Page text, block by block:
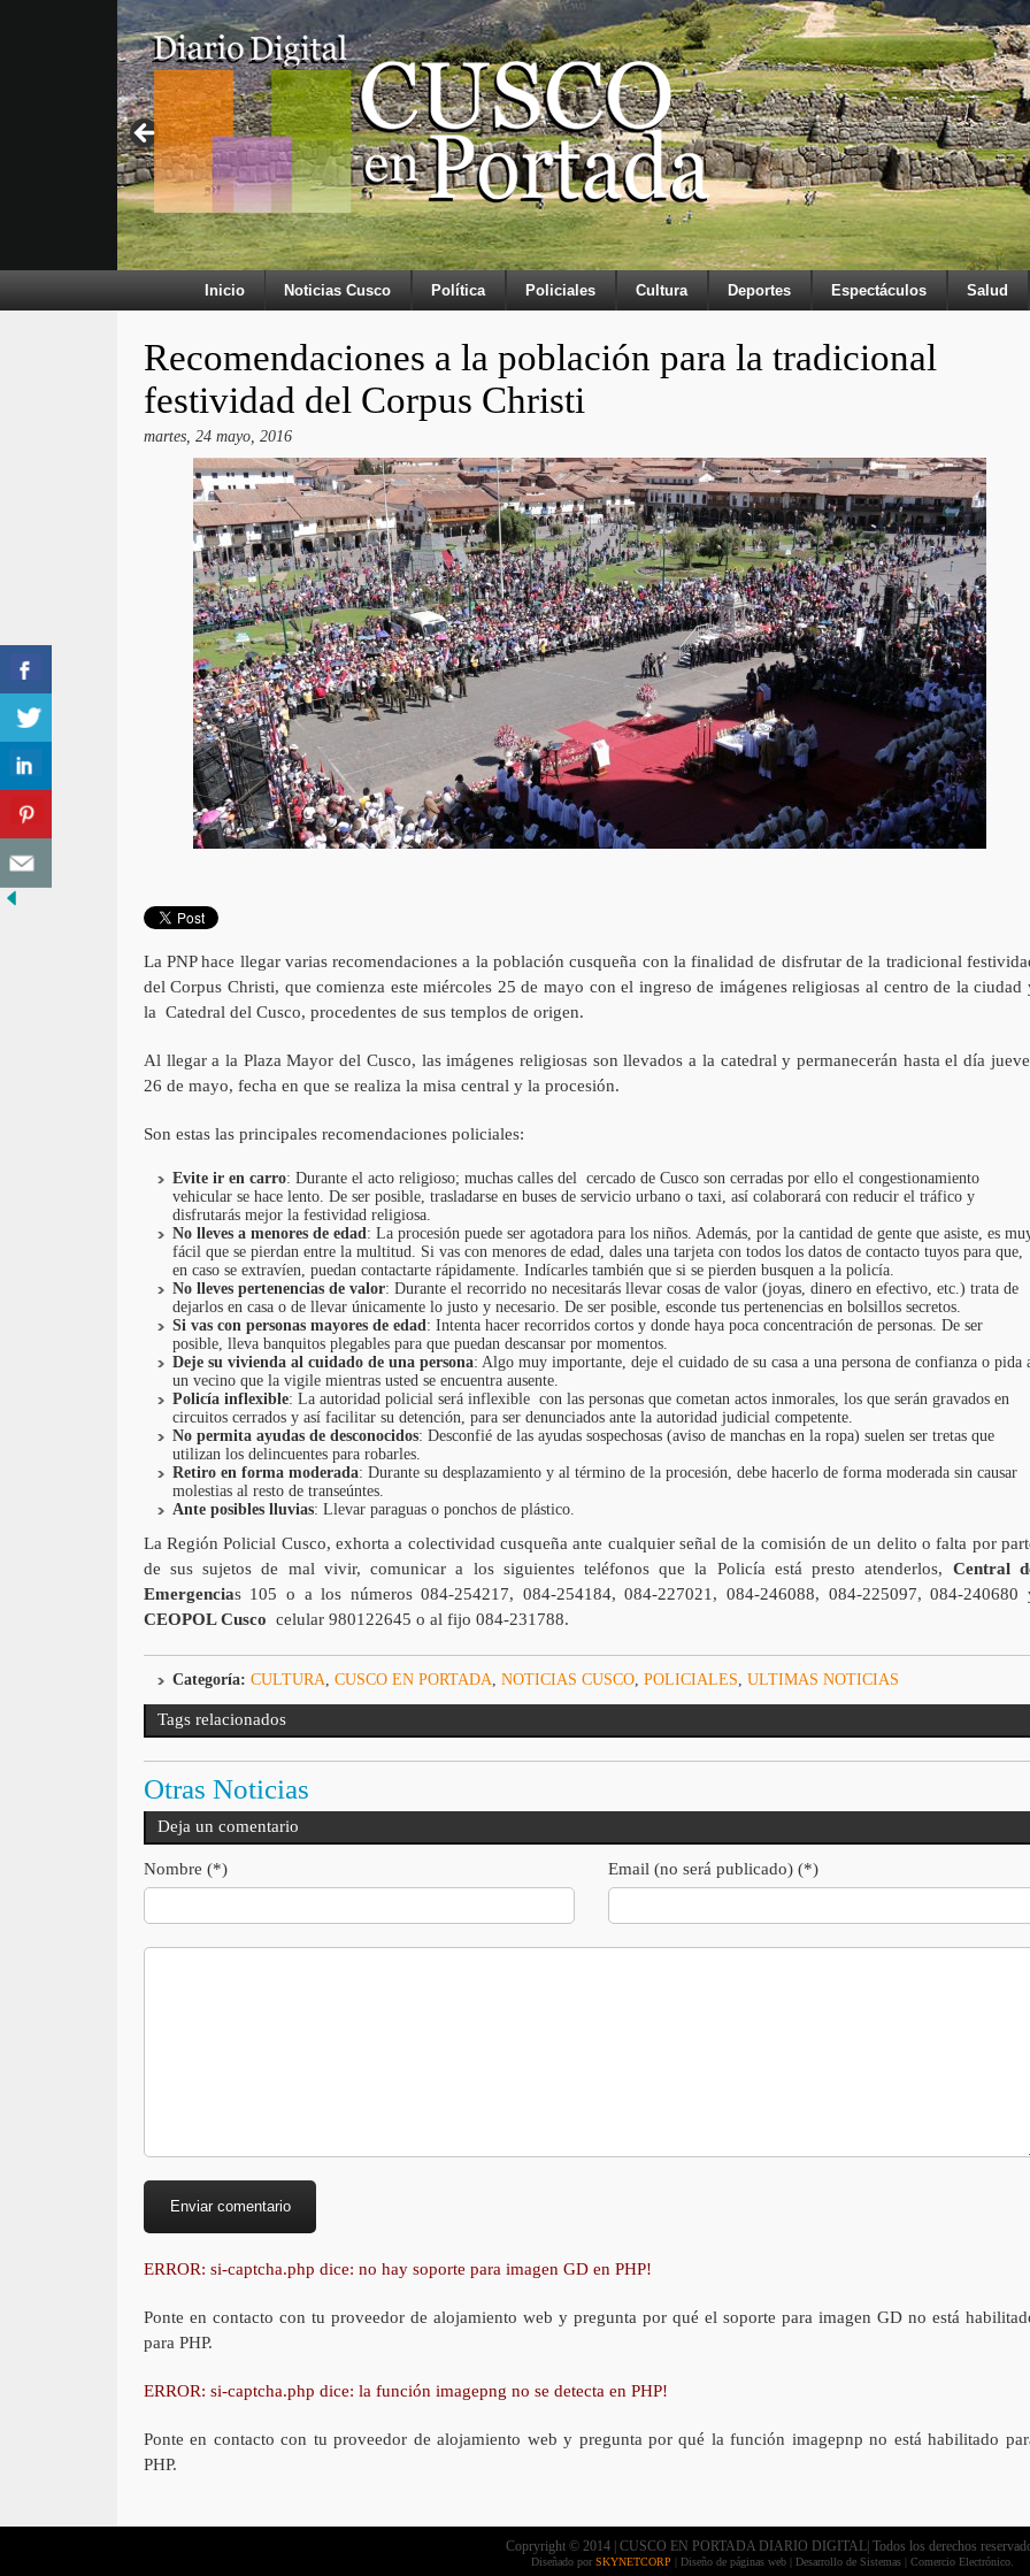
Inicio Noticias Cusco Política Policiales Cultura Deportes Espectáculos Salud
Recomendaciones a la población para la tradicional
festividad del Corpus Christi
martes, 24 mayo, 2016
La PNP hace llegar varias recomendaciones a la población cusqueña con la finalidad de disfrutar de la tradicional
del Corpus Christi, que comienza este miércoles 25 de mayo con el ingreso de imágenes religiosas al centro de la ciudad
la Catedral del Cusco, procedentes de sus templos de origen.
Al llegar a la Plaza Mayor del Cusco, las imágenes religiosas son llevados a la catedral y permanecerán hasta el día
26 de mayo, fecha en que se realiza la misa central y la procesión.
Son estas las principales recomendaciones policiales:
Evite ir en carro: Durante el acto religioso; muchas calles del cercado de Cusco son cerradas por ello el congestionamiento
vehicular se hace lento. De ser posible, trasladarse en buses de servicio urbano o taxi, así colaborará con reducir el tráfico y
disfrutarás mejor la festividad religiosa.
No lleves a menores de edad : La procesión puede ser agotadora para los niños. Además, por la cantidad de gente que asiste, es
fácil que se pierdan entre la multitud. Si vas con menores de edad, dales una tarjeta con todos los datos de contacto tuyos para que,
en caso se extravíen, puedan contactarte rápidamente. Indícarles también que si se pierden busquen a la policía.
No lleves pertenencias de valor: Durante el recorrido no necesitarás llevar cosas de valor (joyas, dinero en efectivo, etc.) trata de
dejarlos en casa o de llevar únicamente lo justo y necesario. De ser posible, esconde tus pertenencias en bolsillos secretos.
Si vas con personas mayores de edad : Intenta hacer recorridos cortos y donde haya poca concentración de personas. De ser
posible, lleva banquitos plegables para que puedan descansar por momentos.
Deje su vivienda al cuidado de una persona: Algo muy importante, deje el cuidado de su casa a una persona de confianza o pida
un vecino que la vigile mientras usted se encuentra ausente.
Policía inflexible: La autoridad policial será inflexible con las personas que cometan actos inmorales, los que serán gravados en
circuitos cerrados y así facilitar su detención, para ser denunciados ante la autoridad judicial competente.
No permita ayudas de desconocidos: Desconfié de las ayudas sospechosas (aviso de manchas en la ropa) suelen ser tretas que
utilizan los delincuentes para robarles.
Retiro en forma moderada: Durante su desplazamiento y al término de la procesión, debe hacerlo de forma moderada sin causar
molestias al resto de transeúntes.
Ante posibles lluvias: Llevar paraguas o ponchos de plástico.
La Región Policial Cusco, exhorta a colectividad cusqueña ante cualquier señal de la comisión de un delito o falta por
de sus sujetos de mal vivir, comunicar a los siguientes teléfonos que la Policía está presto atenderlos, Central
Emergencias 105 o a los números 084-254217, 084-254184, 084-227021, 084-246088, 084-225097, 084-240680
CEOPOL Cusco celular 980122645 o al fijo 084-231788.
Categoría: CULTURA CUSCO EN PORTADA NOTICIAS CUSCO, POLICIALES ULTIMAS NOTICIAS
Tags relacionados
Otras Noticias
Deja un comentario
Nombre (*) Email (no será publicado) (*)
ERROR: si-captcha.php dice: no hay soporte para imagen GD en PHP!
Ponte en contacto con tu proveedor de alojamiento web y pregunta por qué el soporte para imagen GD no está
para PHP.
ERROR: si-captcha.php dice: la función imagepng no se detecta en PHP!
Ponte en contacto con tu proveedor de alojamiento web y pregunta por qué la función imagepnp no está habilitado
PHP.
Copryright © 2014 | CUSCO EN PORTADA DIARIO DIGITAL| Todos los derechos
Diseñado por SKYNETCORP | Diseño de páginas web | Desarrollo de Sistemas | Comercio Electrónico.